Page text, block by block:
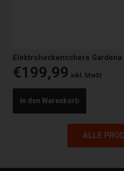
Elektroheckenschere Gardena
€199,99 inkl. MwSt
In den Warenkorb
ALLE